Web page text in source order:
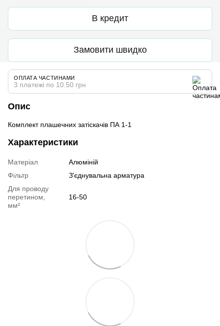
В кредит
Замовити швидко
ОПЛАТА ЧАСТИНАМИ
3 платежі по 10.50 грн
Опис
Комплект плашечних затіскачів ПА 1-1
Характеристики
Матеріал
Алюміній
Фільтр
З'єднувальна арматура
Для проводу
перетином,
мм²
16-50